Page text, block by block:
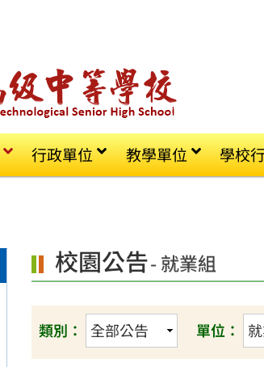
行政單位 教學單位 學校
校園公告- 就業組
類別： 單位：